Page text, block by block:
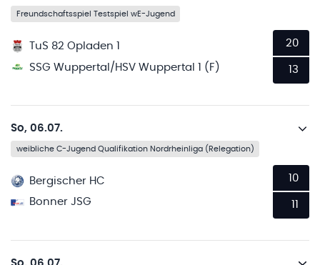
Freundschaftsspiel Testspiel wE-Jugend
TuS 82 Opladen 1
SSG Wuppertal/HSV Wuppertal 1 (F)
20
13
So, 06.07.
weibliche C-Jugend Qualifikation Nordrheinliga (Relegation)
Bergischer HC
Bonner JSG
10